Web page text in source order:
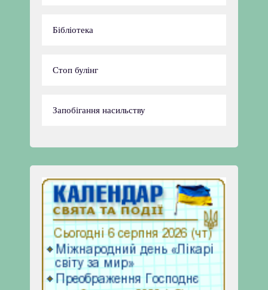
Бібліотека
Стоп булінг
Запобігання насильству